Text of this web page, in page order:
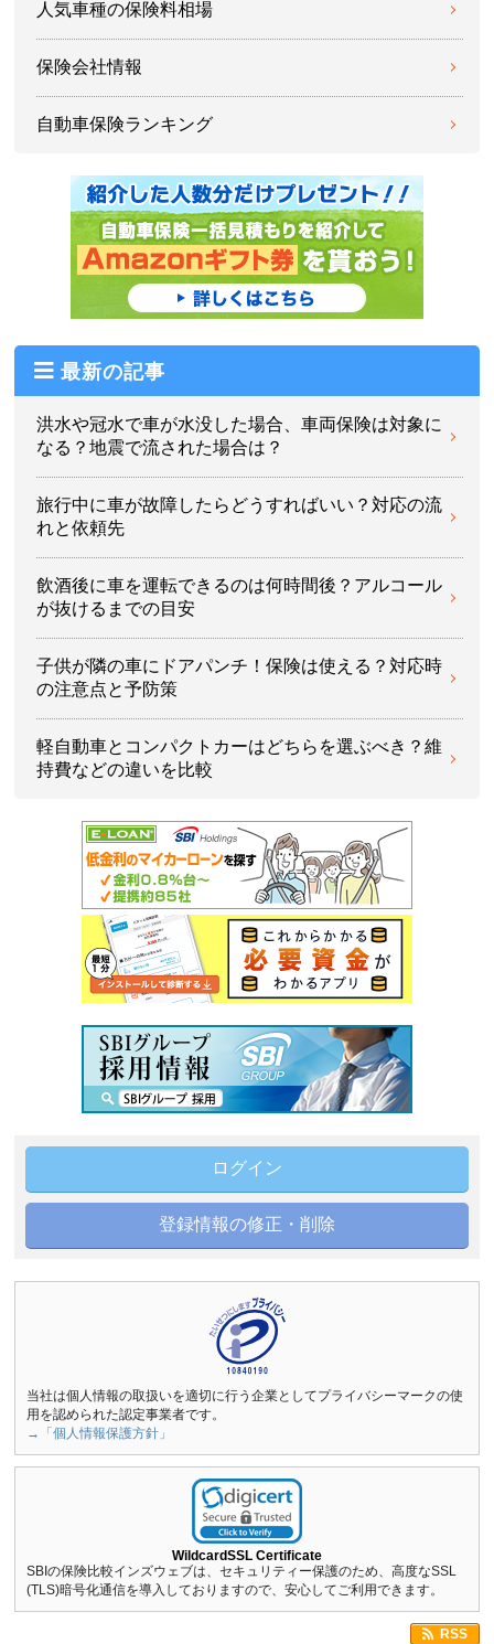
人気車種の保険料相場
保険会社情報
自動車保険ランキング
最新の記事
洪水や冠水で車が水没した場合、車両保険は対象に
なる？地震で流された場合は？
旅行中に車が故障したらどうすればいい？対応の流
れと依頼先
飲酒後に車を運転できるのは何時間後？アルコール
が抜けるまでの目安
子供が隣の車にドアパンチ！保険は使える？対応時
の注意点と予防策
軽自動車とコンパクトカーはどちらを選ぶべき？維
持費などの違いを比較
ログイン
登録情報の修正・削除
当社は個人情報の取扱いを適切に行う企業としてプライバシーマークの使
用を認められた認定事業者です。
→「個人情報保護方針」
WildcardSSL Certificate
SBIの保険比較インズウェブは、セキュリティー保護のため、高度なSSL
(TLS)暗号化通信を導入しておりますので、安心してご利用できます。
RSS